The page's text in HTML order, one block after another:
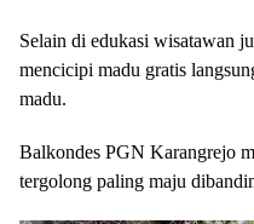
Selain di edukasi wisatawan
mencicipi madu gratis
madu.
Balkondes PGN Karangrejo
tergolong paling maju